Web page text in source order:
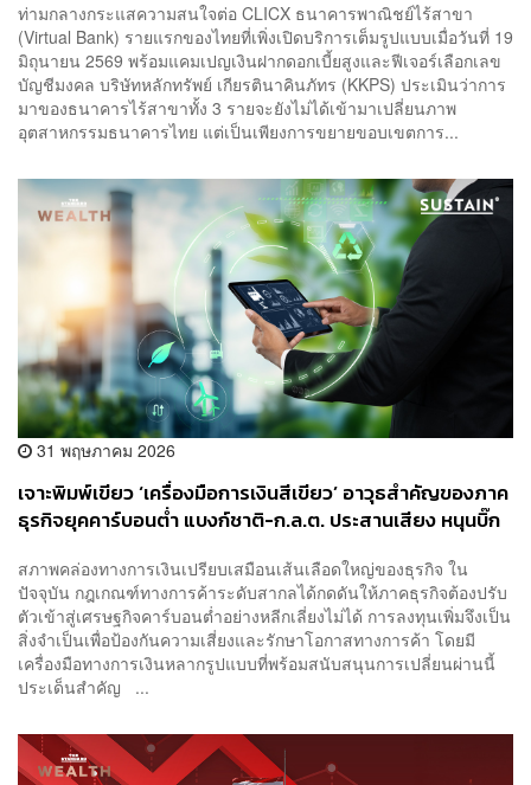
ท่ามกลางกระแสความสนใจต่อ CLICX ธนาคารพาณิชย์ไร้สาขา
(Virtual Bank) รายแรกของไทยที่เพิ่งเปิดบริการเต็มรูปแบบเมื่อวันที่ 19
มิถุนายน 2569 พร้อมแคมเปญเงินฝากดอกเบี้ยสูงและฟีเจอร์เลือกเลข
บัญชีมงคล บริษัทหลักทรัพย์ เกียรตินาคินภัทร (KKPS) ประเมินว่าการ
มาของธนาคารไร้สาขาทั้ง 3 รายจะยังไม่ได้เข้ามาเปลี่ยนภาพ
อุตสาหกรรมธนาคารไทย แต่เป็นเพียงการขยายขอบเขตการ...
31 พฤษภาคม 2026
เจาะพิมพ์เขียว ‘เครื่องมือการเงินสีเขียว’ อาวุธสำคัญของภาค
ธุรกิจยุคคาร์บอนต่ำ แบงก์ชาติ-ก.ล.ต. ประสานเสียง หนุนบิ๊ก
สภาพคล่องทางการเงินเปรียบเสมือนเส้นเลือดใหญ่ของธุรกิจ ใน
ปัจจุบัน กฎเกณฑ์ทางการค้าระดับสากลได้กดดันให้ภาคธุรกิจต้องปรับ
ตัวเข้าสู่เศรษฐกิจคาร์บอนต่ำอย่างหลีกเลี่ยงไม่ได้ การลงทุนเพิ่มจึงเป็น
สิ่งจำเป็นเพื่อป้องกันความเสี่ยงและรักษาโอกาสทางการค้า โดยมี
เครื่องมือทางการเงินหลากรูปแบบที่พร้อมสนับสนุนการเปลี่ยนผ่านนี้
ประเด็นสำคัญ ...